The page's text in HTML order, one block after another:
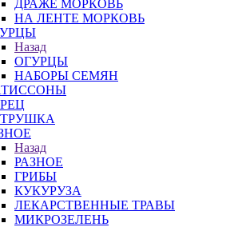
ДРАЖЕ МОРКОВЬ
НА ЛЕНТЕ МОРКОВЬ
Назад
ОГУРЦЫ
НАБОРЫ СЕМЯН
Назад
РАЗНОЕ
ГРИБЫ
КУКУРУЗА
ЛЕКАРСТВЕННЫЕ ТРАВЫ
МИКРОЗЕЛЕНЬ